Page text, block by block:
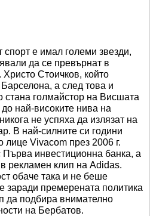
спорт е имал големи звезди,
да се превърнат в
Стоичков, който
а след това и
стана голмайстор на Висшата
най-високите нива на
не успяха да излязат на
В най-силните си години
Vivacom през 2006 г.
Първа инвестиционна банка, а
рекламен клип на Adidas.
обаче така и не беше
заради премерената политика
да подбира внимателно
на Бербатов.